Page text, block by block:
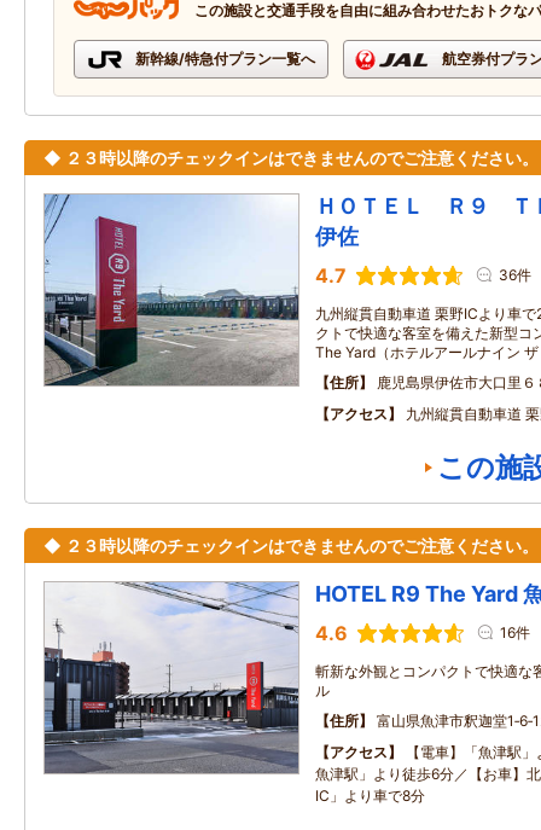
この施設と交通手段を自由に組み合わせたおトクな
新幹線/特急付プラン一覧へ 航空券付プラ
◆ ２３時以降のチェックインはできませんのでご注意ください。
ＨＯＴＥＬ Ｒ９
伊佐
4.7 36件
九州縦貫自動車道 栗野ICより車
クトで快適な客室を備えた新型コ
The Yard（ホテルアールナイン
住所
鹿児島県伊佐市大口里６
アクセス
九州縦貫自動車道
この施
◆ ２３時以降のチェックインはできませんのでご注意ください。
HOTEL R9 The Yard
4.6 16件
斬新な外観とコンパクトで快適な
ル
住所
富山県魚津市釈迦堂
アクセス
【電車】「魚津駅
魚津駅」より徒歩6分／【お車】
IC」より車で8分